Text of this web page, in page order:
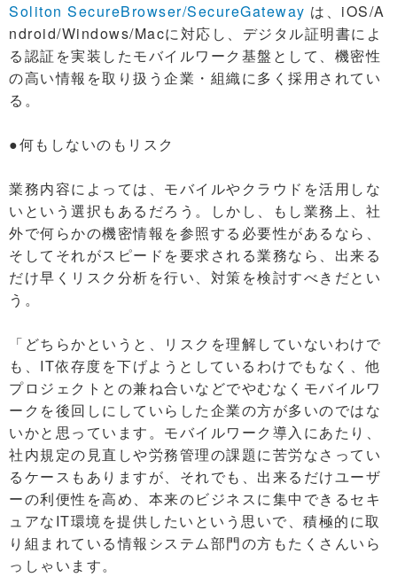
Soliton SecureBrowser/SecureGateway は、iOS/A
ndroid/Windows/Macに対応し、デジタル証明書によ
る認証を実装したモバイルワーク基盤として、機密性
の高い情報を取り扱う企業・組織に多く採用されてい
る。
●何もしないのもリスク
業務内容によっては、モバイルやクラウドを活用しな
いという選択もあるだろう。しかし、もし業務上、社
外で何らかの機密情報を参照する必要性があるなら、
そしてそれがスピードを要求される業務なら、出来る
だけ早くリスク分析を行い、対策を検討すべきだとい
う。
「どちらかというと、リスクを理解していないわけで
も、IT依存度を下げようとしているわけでもなく、他
プロジェクトとの兼ね合いなどでやむなくモバイルワ
ークを後回しにしていらした企業の方が多いのではな
いかと思っています。モバイルワーク導入にあたり、
社内規定の見直しや労務管理の課題に苦労なさってい
るケースもありますが、それでも、出来るだけユーザ
ーの利便性を高め、本来のビジネスに集中できるセキ
ュアなIT環境を提供したいという思いで、積極的に取
り組まれている情報システム部門の方もたくさんいら
っしゃいます。